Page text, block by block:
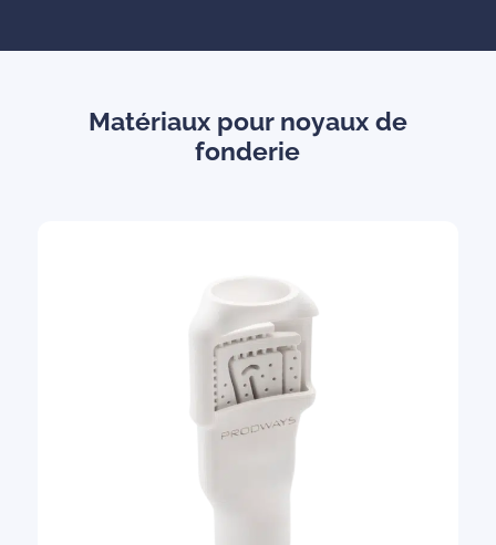
Matériaux pour noyaux de
fonderie